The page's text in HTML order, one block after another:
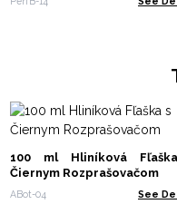
100 ml Hliníková
Čiernym Rozprašovačom
ABot-04 See